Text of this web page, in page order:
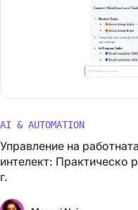
AI & AUTOMATION
Управление на
интелект: Практическо
г.